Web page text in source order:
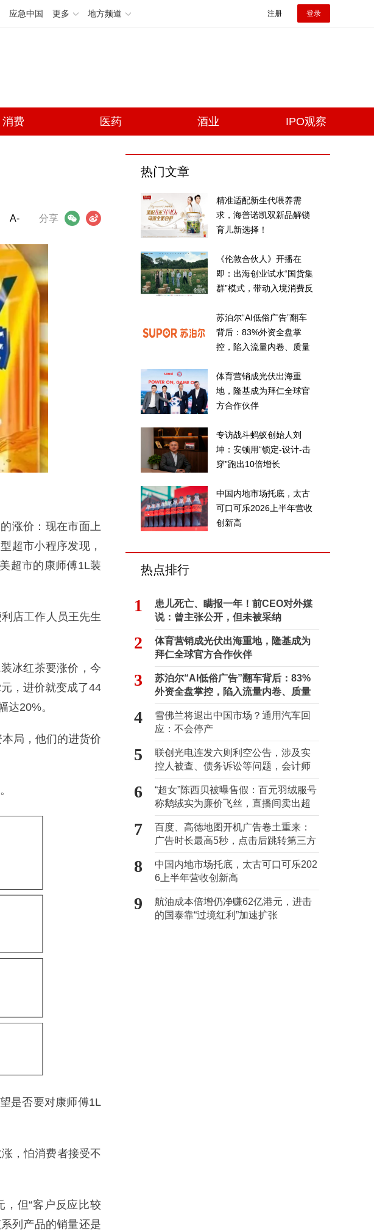
应急中国 更多 地方频道 注册 登录
消费 医药 酒业 IPO观察
分享
微信 微博
A-
涨价：现在市面上
超市小程序发现，
超市的康师傅1L装
店工作人员王先生
冰红茶要涨价，今
，进价就变成了44
达20%。
局，他们的进货价
是否要对康师傅1L
，怕消费者接受不
但“客户反应比较
列产品的销量还是
热门文章
精准适配新生代喂养需
求，海普诺凯双新品解锁
育儿新选择！
《伦敦合伙人》开播在
即：出海创业试水“国货集
群”模式，带动入境消费反
苏泊尔“AI低俗广告”翻车
背后：83%外资全盘掌
控，陷入流量内卷、质量
体育营销成光伏出海重
地，隆基成为拜仁全球官
方合作伙伴
专访战斗蚂蚁创始人刘
坤：安顿用“锁定-设计-击
穿”跑出10倍增长
中国内地市场托底，太古
可口可乐2026上半年营收
创新高
热点排行
1
患儿死亡、瞒报一年！前CEO对外媒
说：曾主张公开，但未被采纳
2
体育营销成光伏出海重地，隆基成为
拜仁全球官方合作伙伴
3
苏泊尔“AI低俗广告”翻车背后：83%
外资全盘掌控，陷入流量内卷、质量
频发的负循环
4
雪佛兰将退出中国市场？通用汽车回
应：不会停产
5
联创光电连发六则利空公告，涉及实
控人被查、债务诉讼等问题，会计师
事务所曾出具“保留意见”
6
“超女”陈西贝被曝售假：百元羽绒服号
称鹅绒实为廉价飞丝，直播间卖出超
百万元
7
百度、高德地图开机广告卷土重来：
广告时长最高5秒，点击后跳转第三方
8
中国内地市场托底，太古可口可乐202
6上半年营收创新高
9
航油成本倍增仍净赚62亿港元，进击
的国泰靠“过境红利”加速扩张